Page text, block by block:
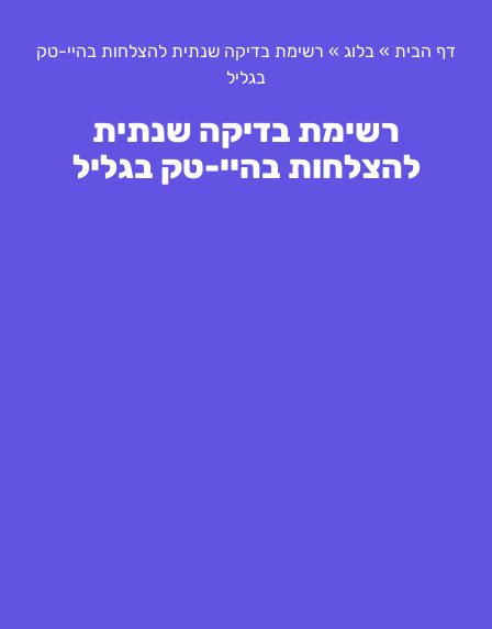
דף הבית » בלוג » רשימת בדיקה שנתית להצלחות בהיי-טק
בגליל
רשימת בדיקה שנתית
להצלחות בהיי-טק בגליל